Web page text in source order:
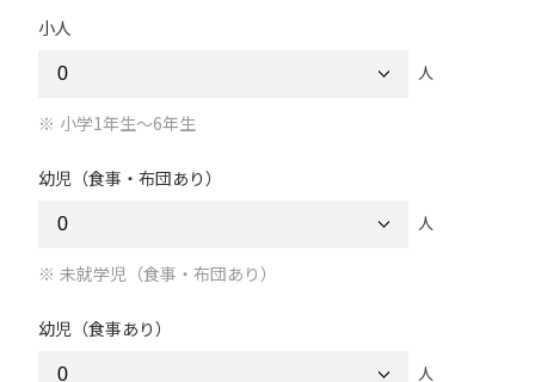
小人
人
小学1年生～6年生
幼児（食事・布団あり）
人
未就学児（食事・布団あり）
幼児（食事あり）
人